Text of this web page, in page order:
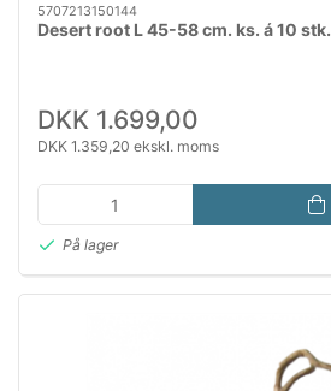
5707213150144
Desert root L 45-58 cm. ks. á 10 stk.
DKK 1.699,00
DKK 1.359,20 ekskl. moms
På lager